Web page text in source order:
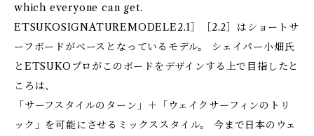
which everyone can get.
ETSUKOSIGNATUREMODELE2.1］［2.2］はショートサ
ーフボードがベースとなっているモデル。 シェイパー小畑氏
とETSUKOプロがこのボードをデザインする上で目指したと
ころは、
「サーフスタイルのターン」＋「ウェイクサーフィンのトリ
ック」を可能にさせるミックススタイル。 今まで日本のウェ